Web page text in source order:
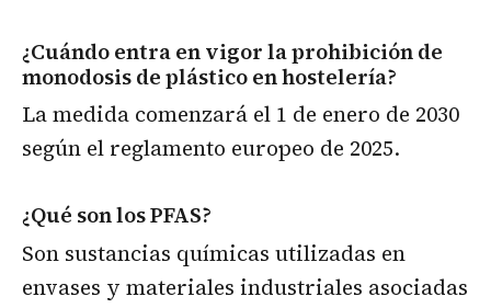
¿Cuándo entra en vigor la prohibición de
monodosis de plástico en hostelería?
La medida comenzará el 1 de enero de 2030
según el reglamento europeo de 2025.
¿Qué son los PFAS?
Son sustancias químicas utilizadas en
envases y materiales industriales asociadas